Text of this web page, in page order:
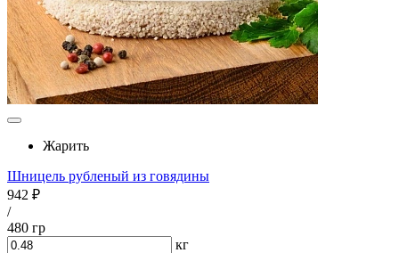
Жарить
Шницель рубленый из говядины
942 ₽
/
480 гр
кг